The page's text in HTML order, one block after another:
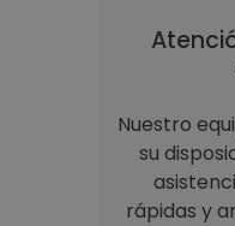
Nuestro
su
rápidas y